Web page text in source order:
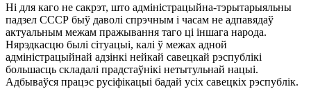
Ні для каго не сакрэт, што адміністрацыйна-тэрытарыяльны
падзел СССР быў даволі спрэчным і часам не адпавядаў
актуальным межам пражывання таго ці іншага народа.
Нярэдкасцю былі сітуацыі, калі ў межах адной
адміністрацыйнай адзінкі нейкай савецкай рэспублікі
большасць складалі прадстаўнікі нетытульнай нацыі.
Адбываўся працэс русіфікацыі бадай усіх савецкіх рэспублік.